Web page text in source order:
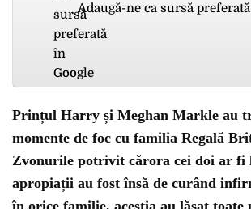
Adaugă-ne ca sursă
Prințul Harry și Meghan Markle au
momente de foc cu familia Regală
Zvonurile potrivit cărora cei doi ar fi
apropiații au fost însă de curând
în orice familie, aceștia au lăsat toate